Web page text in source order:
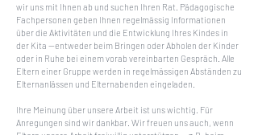
wir uns mit Ihnen ab und suchen Ihren Rat. Pädagogische
Fachpersonen geben Ihnen regelmässig Informationen
über die Aktivitäten und die Entwicklung Ihres Kindes in
der Kita —entweder beim Bringen oder Abholen der Kinder
oder in Ruhe bei einem vorab vereinbarten Gespräch. Alle
Eltern einer Gruppe werden in regelmässigen Abständen zu
Elternanlässen und Elternabenden eingeladen.
Ihre Meinung über unsere Arbeit ist uns wichtig. Für
Anregungen sind wir dankbar. Wir freuen uns auch, wenn